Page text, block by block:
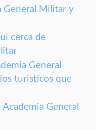
General Militar y
cerca de
General
turisticos que
General